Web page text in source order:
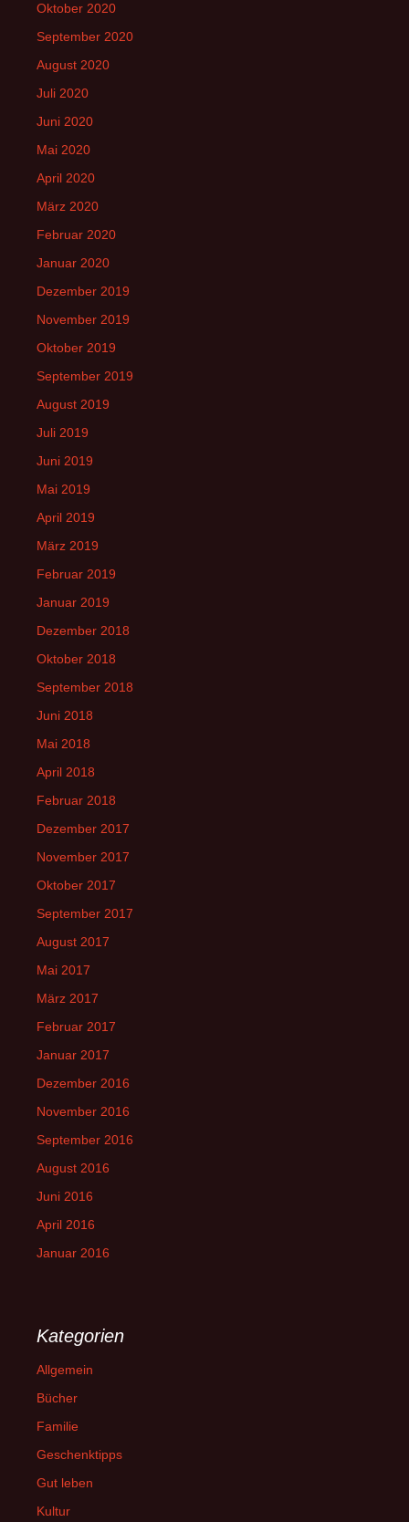
Oktober 2020
September 2020
August 2020
Juli 2020
Juni 2020
Mai 2020
April 2020
März 2020
Februar 2020
Januar 2020
Dezember 2019
November 2019
Oktober 2019
September 2019
August 2019
Juli 2019
Juni 2019
Mai 2019
April 2019
März 2019
Februar 2019
Januar 2019
Dezember 2018
Oktober 2018
September 2018
Juni 2018
Mai 2018
April 2018
Februar 2018
Dezember 2017
November 2017
Oktober 2017
September 2017
August 2017
Mai 2017
März 2017
Februar 2017
Januar 2017
Dezember 2016
November 2016
September 2016
August 2016
Juni 2016
April 2016
Januar 2016
Kategorien
Allgemein
Bücher
Familie
Geschenktipps
Gut leben
Kultur